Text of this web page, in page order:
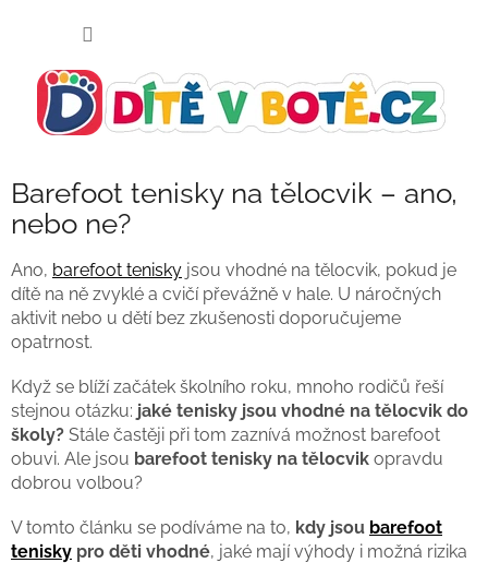
Barefoot tenisky na tělocvik – ano,
nebo ne?
Ano, barefoot tenisky jsou vhodné na tělocvik, pokud je
dítě na ně zvyklé a cvičí převážně v hale. U náročných
aktivit nebo u dětí bez zkušenosti doporučujeme
opatrnost.
Když se blíží začátek školního roku, mnoho rodičů řeší
stejnou otázku: jaké tenisky jsou vhodné na tělocvik do
školy? Stále častěji při tom zaznívá možnost barefoot
obuvi. Ale jsou barefoot tenisky na tělocvik opravdu
dobrou volbou?
V tomto článku se podíváme na to, kdy jsou barefoot
tenisky pro děti vhodné, jaké mají výhody i možná rizika